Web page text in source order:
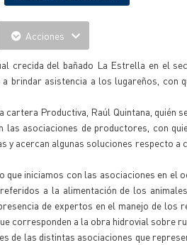
Acciones
crecida del bañado La Estrella en el
brindar asistencia a los lugareños, con
Productiva, Raúl Quintana, quién
las asociaciones de productores, con
y acercan algunas soluciones respecto
que iniciamos con las asociaciones en el
a la alimentación de los
de expertos en el manejo de los
corresponden a la obra hidrovial sobre
de las distintas asociaciones que